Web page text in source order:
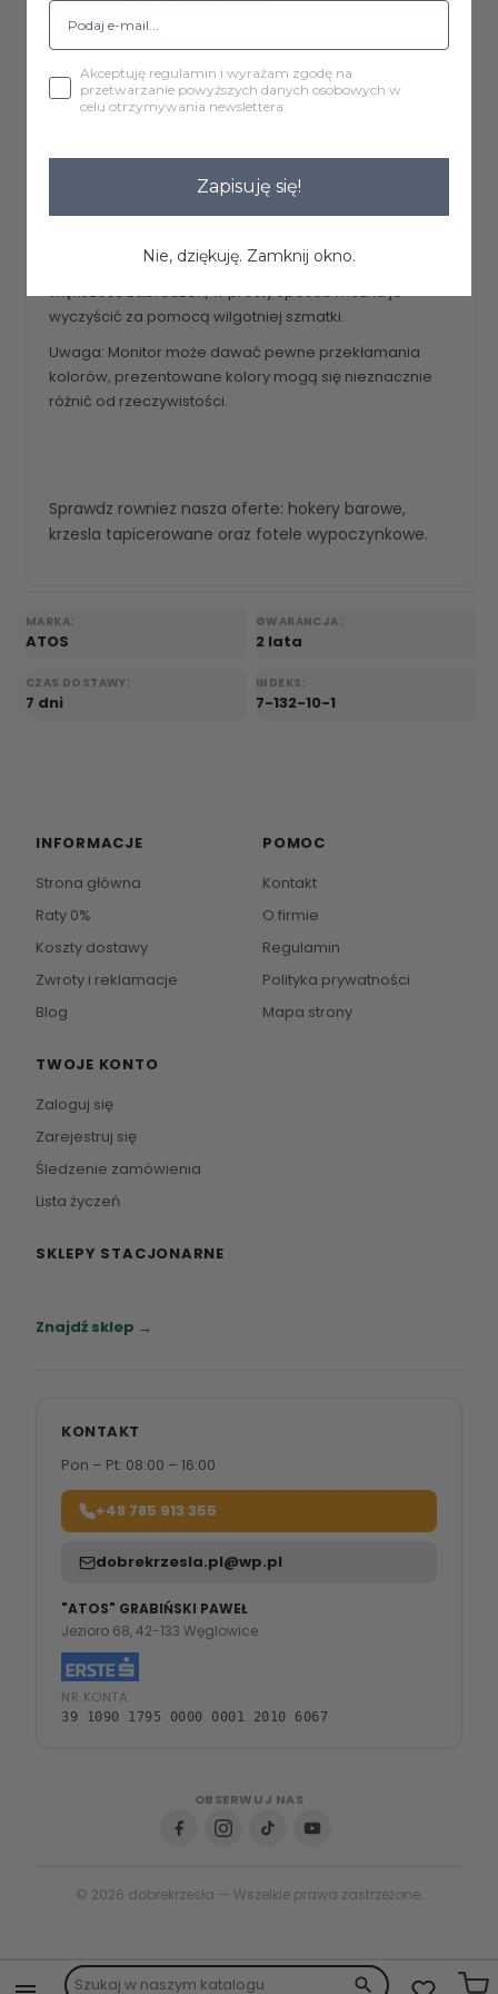
search
Kształt siedziska: koło
Rozstaw nóg: 31cm
Sztuczne skóry są wodoodporne, odporne na
większość zabrudzeń, w prosty sposób można je
wyczyścić za pomocą wilgotniej szmatki.
Uwaga: Monitor może dawać pewne przekłamania
kolorów, prezentowane kolory mogą się nieznacznie
różnić od rzeczywistości.
Sprawdz rowniez nasza oferte: hokery barowe,
krzesla tapicerowane oraz fotele wypoczynkowe.
MARKA:
ATOS
GWARANCJA:
2 lata
CZAS DOSTAWY:
7 dni
INDEKS:
7-132-10-1
INFORMACJE
Strona główna
Raty 0%
Koszty dostawy
Zwroty i reklamacje
Blog
POMOC
Kontakt
O firmie
Regulamin
Polityka prywatności
Mapa strony
TWOJE KONTO
Zaloguj się
Zarejestruj się
Śledzenie zamówienia
Lista życzeń
SKLEPY STACJONARNE
Znajdź sklep →
KONTAKT
Pon – Pt: 08:00 – 16:00
+48 785 913 355
dobrekrzesla.pl@wp.pl
"ATOS" GRABIŃSKI PAWEŁ
Jezioro 68, 42-133 Węglowice
NR KONTA:
39 1090 1795 0000 0001 2010 6067
OBSERWUJ NAS
© 2026 dobrekrzesła — Wszelkie prawa zastrzeżone.
Akceptuję regulamin i wyrażam zgodę na
przetwarzanie powyższych danych osobowych w
celu otrzymywania newslettera.
Zapisuję się!
Nie, dziękuję. Zamknij okno.